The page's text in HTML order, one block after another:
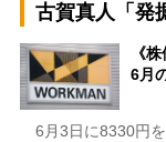
古賀真人「発
《
6月
6月3日に8330円を